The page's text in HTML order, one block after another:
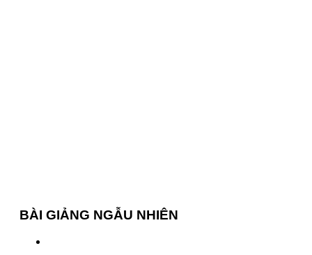
BÀI GIẢNG NGẪU NHIÊN